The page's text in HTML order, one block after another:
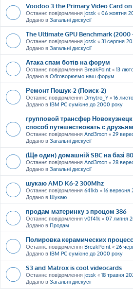
Voodoo 3 the Primary Video Card
Останнє повідомлення jossk « 06 жовтня
Додано в Загальні дискусії
The Ultimate GPU Benchmark (2000
Останнє повідомлення jossk « 31 серпня
Додано в Загальні дискусії
Атака спам ботів на форум
Останнє повідомлення BreakPoint « 13
Додано в Обговорюємо наш форум
Ремонт Пошук-2 (Поиск-2)
Останнє повідомлення Dmytro_Y« 16
Додано в IBM PC сумісне до 2000 року
групповой трансфер
способ путешествовать с
Останнє повідомлення And3rson « 29
Додано в Загальні дискусії
(Ще один) домашній SBC на базі
Останнє повідомлення And3rson « 28
Додано в Загальні дискусії
шукаю AMD K6-2 300Mhz
Останнє повідомлення 641kb « 16 вересня
Додано в Шукаю
продам материнку з процом 386
Останнє повідомлення v0f41k « 07 липня
Додано в Продам
Полировка керамических
Останнє повідомлення BreakPoint « 26
Додано в IBM PC сумісне до 2000 року
S3 and Matrox is cool videocards
Останнє повідомлення jossk « 18 травня
Додано в Загальні дискусії